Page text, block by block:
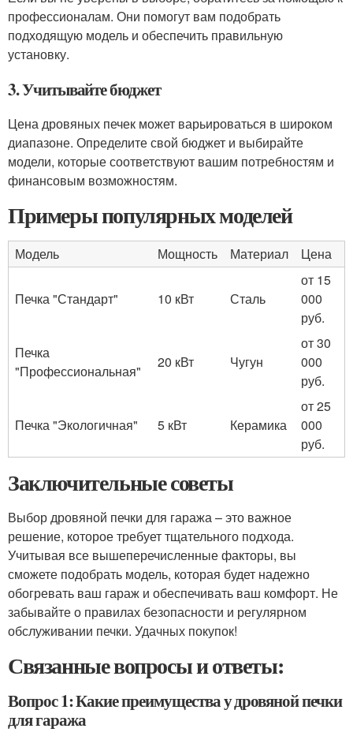
профессионалам. Они помогут вам подобрать
подходящую модель и обеспечить правильную
установку.
3. Учитывайте бюджет
Цена дровяных печек может варьироваться в широком
диапазоне. Определите свой бюджет и выбирайте
модели, которые соответствуют вашим потребностям и
финансовым возможностям.
Примеры популярных моделей
Модель Мощность Материал Цена
Печка "Стандарт" 10 кВт Сталь
от 15
000
руб.
Печка
"Профессиональная"
20 кВт Чугун
от 30
000
руб.
Печка "Экологичная" 5 кВт Керамика
от 25
000
руб.
Заключительные советы
Выбор дровяной печки для гаража – это важное
решение, которое требует тщательного подхода.
Учитывая все вышеперечисленные факторы, вы
сможете подобрать модель, которая будет надежно
обогревать ваш гараж и обеспечивать ваш комфорт. Не
забывайте о правилах безопасности и регулярном
обслуживании печки. Удачных покупок!
Связанные вопросы и ответы:
Вопрос 1: Какие преимущества у дровяной печки
для гаража